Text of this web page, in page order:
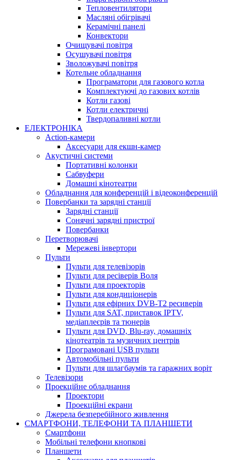
Тепловентилятори
Масляні обігрівачі
Керамічні панелі
Конвектори
Очищувачі повітря
Осушувачі повітря
Зволожувачі повітря
Котельне обладнання
Програматори для газового котла
Комплектуючі до газових котлів
Котли газові
Котли електричні
Твердопаливні котли
ЕЛЕКТРОНІКА
Action-камери
Аксесуари для екшн-камер
Акустичні системи
Портативні колонки
Сабвуфери
Домашні кінотеатри
Обладнання для конференцій і відеоконференцій
Повербанки та зарядні станції
Зарядні станції
Сонячні зарядні пристрої
Повербанки
Перетворювачі
Мережеві інвертори
Пульти
Пульти для телевізорів
Пульти для ресіверів Воля
Пульти для проекторів
Пульти для кондиціонерів
Пульти для ефірних DVB-T2 ресиверів
Пульти для SAT, приставок IPTV,
медіаплеєрів та тюнерів
Пульти для DVD, Blu-ray, домашніх
кінотеатрів та музичних центрів
Програмовані USB пульти
Автомобільні пульти
Пульти для шлагбаумів та гаражних воріт
Телевізори
Проекційне обладнання
Проектори
Проекційні екрани
Джерела безперебійного живлення
СМАРТФОНИ, ТЕЛЕФОНИ ТА ПЛАНШЕТИ
Смартфони
Мобільні телефони кнопкові
Планшети